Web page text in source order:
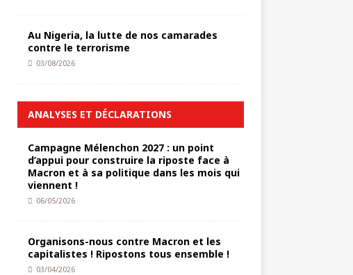
Au Nigeria, la lutte de nos camarades
contre le terrorisme
03/08/2026
ANALYSES ET DÉCLARATIONS
Campagne Mélenchon 2027 : un point
d’appui pour construire la riposte face à
Macron et à sa politique dans les mois qui
viennent !
06/05/2026
Organisons-nous contre Macron et les
capitalistes ! Ripostons tous ensemble !
03/04/2026